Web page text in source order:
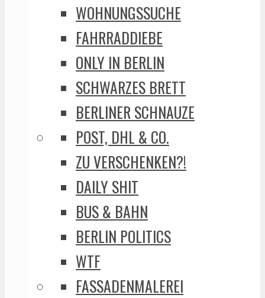
WOHNUNGSSUCHE
FAHRRADDIEBE
ONLY IN BERLIN
SCHWARZES BRETT
BERLINER SCHNAUZE
POST, DHL & CO.
ZU VERSCHENKEN?!
DAILY SHIT
BUS & BAHN
BERLIN POLITICS
WTF
FASSADENMALEREI